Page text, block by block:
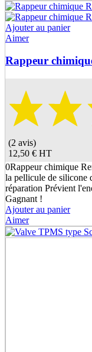
Ajouter au panier
Aimer
Rappeur
(2 avis)
12,50 € HT
0Rappeur chimique
la pellicule de silicone
réparation Prévient
Gagnant !
Ajouter au panier
Aimer